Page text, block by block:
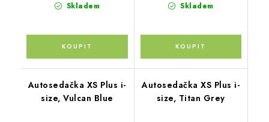
Skladem Skladem
Autosedačka XS Plus i-
size, Vulcan Blue
Autosedačka XS Plus i-
size, Titan Grey